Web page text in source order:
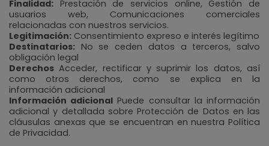
Finalidad: Prestación de servicios online, Gestión de
usuarios web, Comunicaciones comerciales
relacionadas con nuestros servicios.
Legitimación: Consentimiento expreso e interés legítimo
Destinatarios: No se ceden datos a terceros, salvo
obligación legal
Derechos Acceder, rectificar y suprimir los datos, así
como otros derechos, como se explica en la
información adicional
Información adicional Puede consultar la información
adicional y detallada sobre Protección de Datos en las
cláusulas anexas que se encuentran en nuestra Política
de Privacidad.